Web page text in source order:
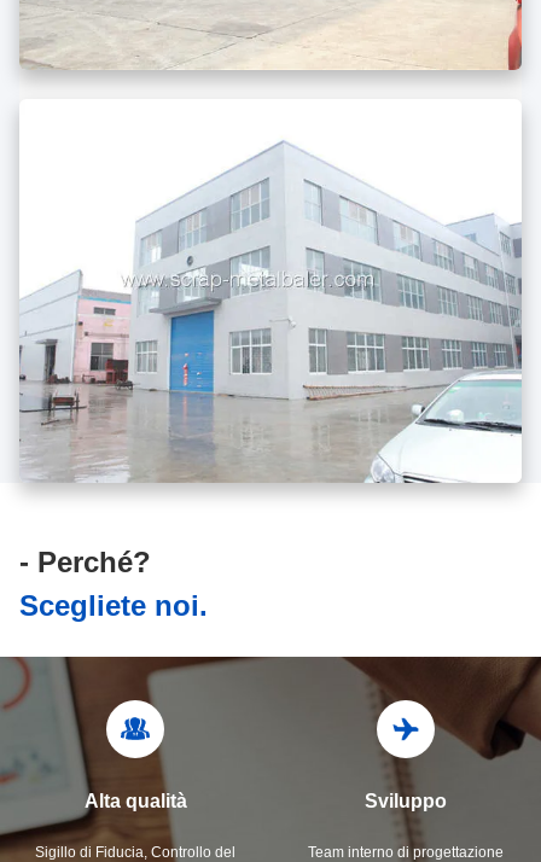
- Perché?
Scegliete noi.
Alta qualità
Sigillo di Fiducia, Controllo del
Sviluppo
Team interno di progettazione